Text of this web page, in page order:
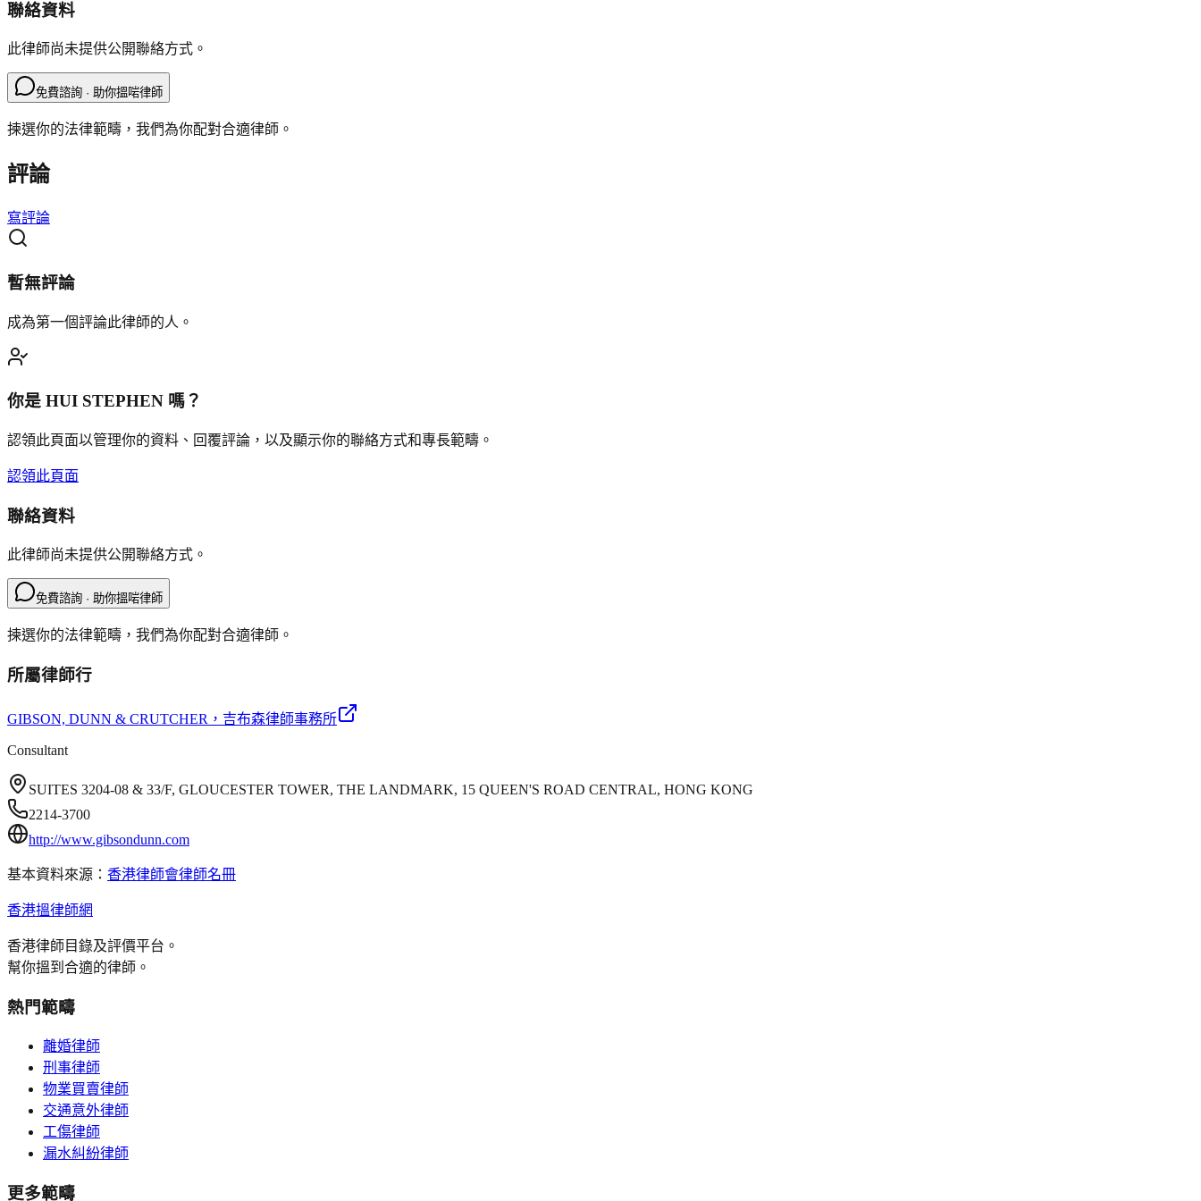
聯絡資料
此律師尚未提供公開聯絡方式。
免費諮詢 · 助你搵啱律師
揀選你的法律範疇，我們為你配對合適律師。
評論
寫評論
暫無評論
成為第一個評論此律師的人。
你是 HUI STEPHEN 嗎？
認領此頁面以管理你的資料、回覆評論，以及顯示你的聯絡方式和專長範疇。
認領此頁面
聯絡資料
此律師尚未提供公開聯絡方式。
免費諮詢 · 助你搵啱律師
揀選你的法律範疇，我們為你配對合適律師。
所屬律師行
GIBSON, DUNN & CRUTCHER ，吉布森律師事務所
Consultant
SUITES 3204-08 & 33/F, GLOUCESTER TOWER, THE LANDMARK, 15 QUEEN'S ROAD CENTRAL, HONG KONG
2214-3700
http://www.gibsondunn.com
基本資料來源： 香港律師會律師名冊
香港搵律師網
香港律師目錄及評價平台。
幫你搵到合適的律師。
熱門範疇
離婚律師
刑事律師
物業買賣律師
交通意外律師
工傷律師
漏水糾紛律師
更多範疇